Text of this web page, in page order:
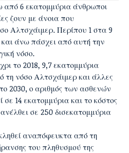
από 6 εκατομμύρια άνθρωποι
ζουν με άνοια που
Αλτσχάιμερ. Περίπου 1 στα 9
άνω πάσχει από αυτή την
νόσο.
το 2018, 9,7 εκατομμύρια
νόσο Αλτσχάιμερ και άλλες
2030, ο αριθμός των ασθενών
14 εκατομμύρια και το κόστος
σε 250 δισεκατομμύρια
αναπόφευκτα από τη
του πληθυσμού της